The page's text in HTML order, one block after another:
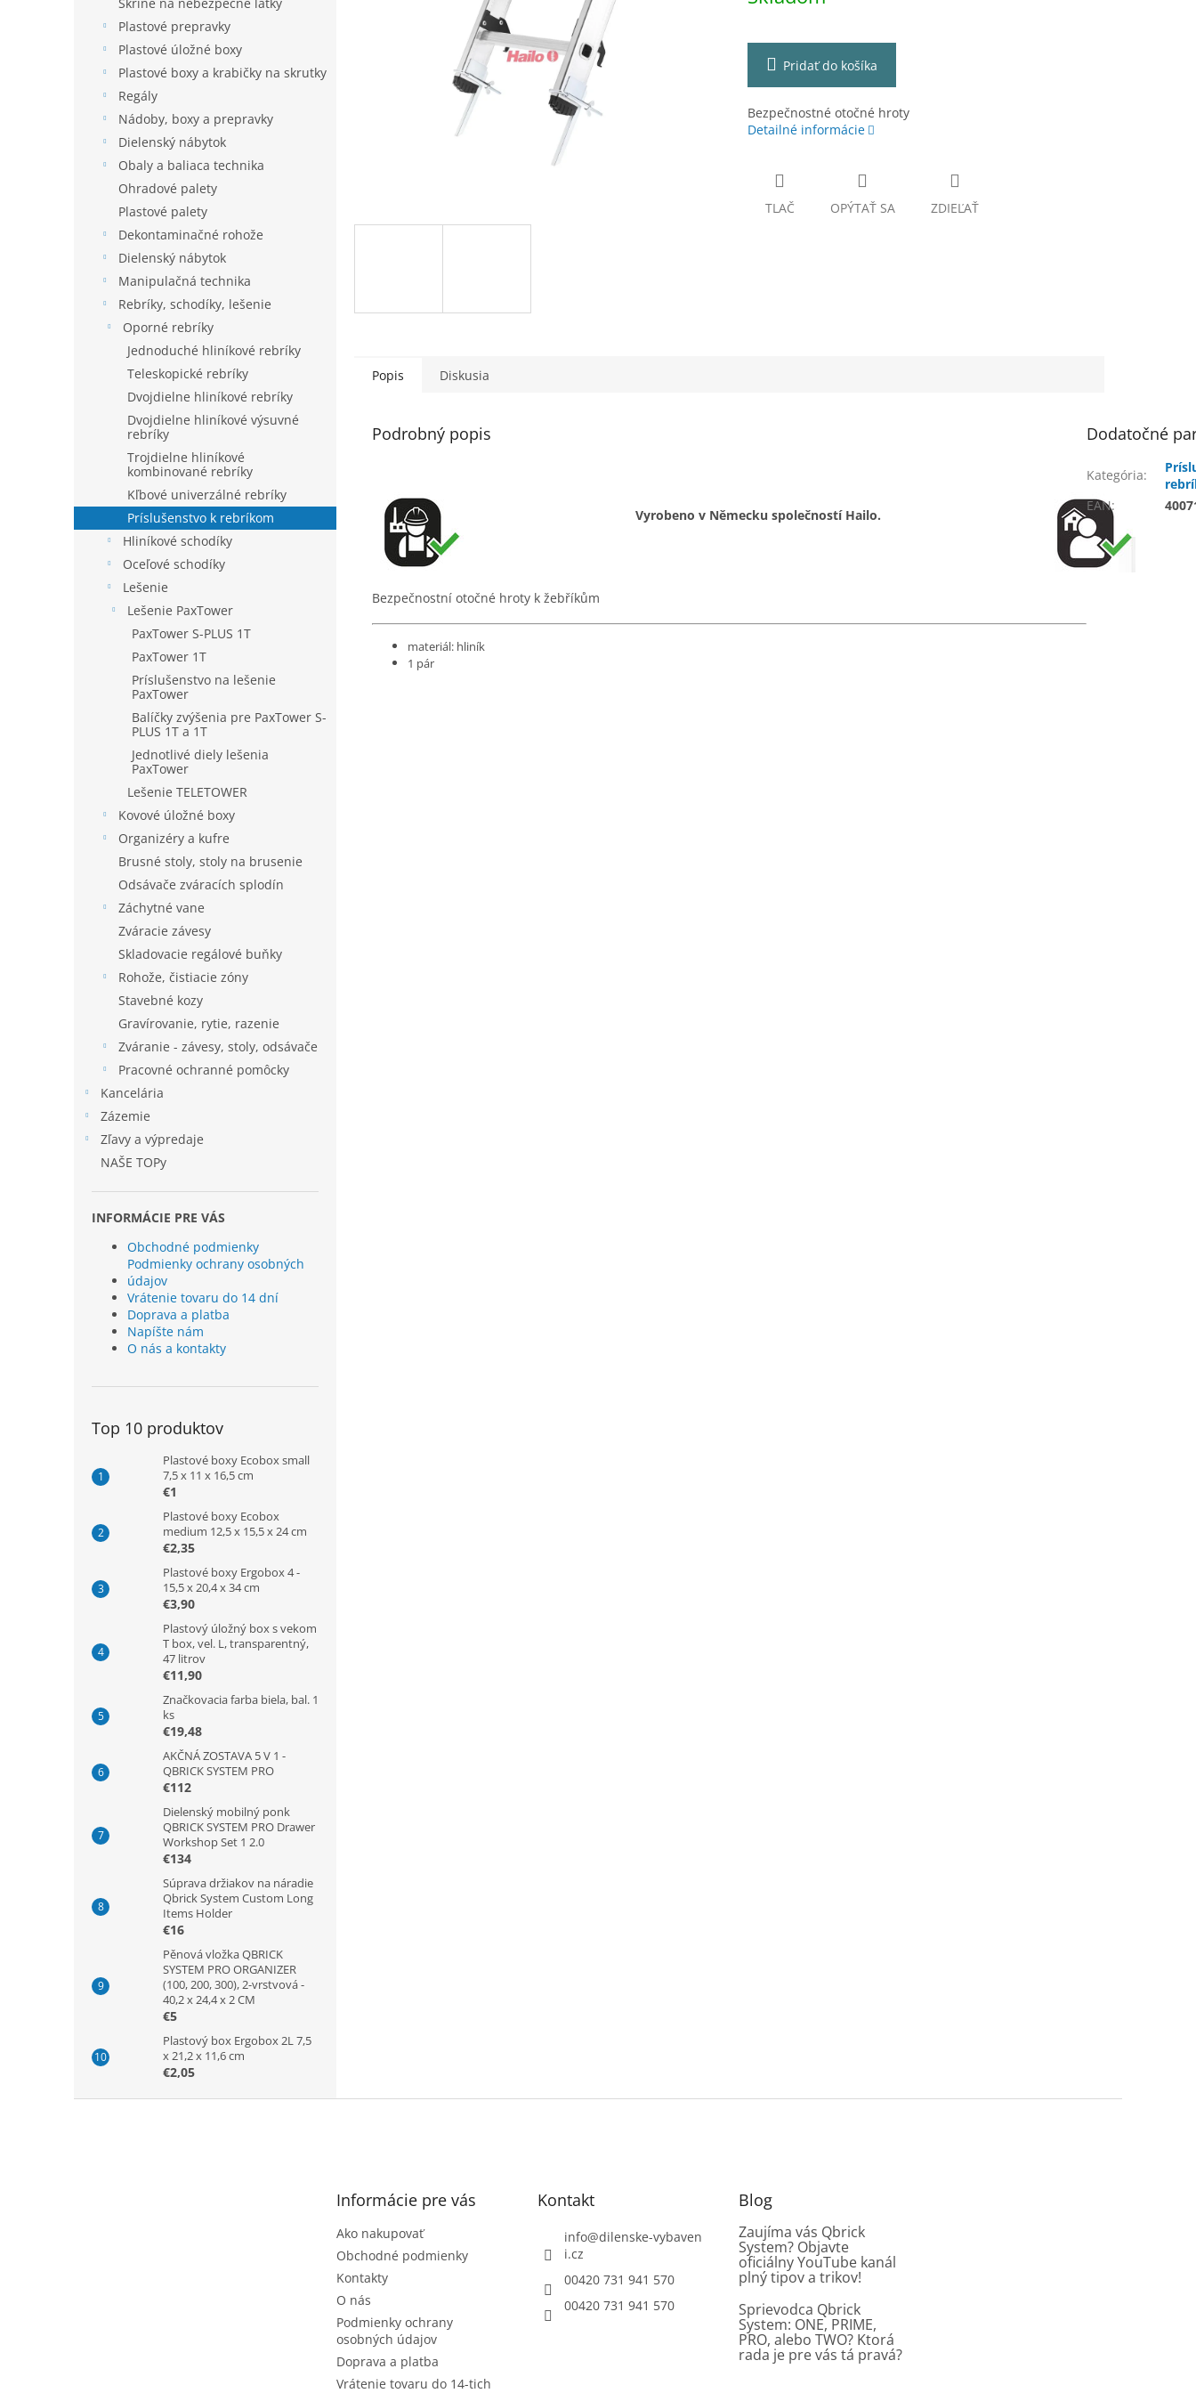
Plastové prepravky
Plastové úložné boxy
Plastové boxy a krabičky na skrutky
Regály
Nádoby, boxy a prepravky
Dielenský nábytok
Obaly a baliaca technika
Ohradové palety
Plastové palety
Dekontaminačné rohože
Dielenský nábytok
Manipulačná technika
Rebríky, schodíky, lešenie
Oporné rebríky
Jednoduché hliníkové rebríky
Teleskopické rebríky
Dvojdielne hliníkové rebríky
Dvojdielne hliníkové výsuvné
rebríky
Trojdielne hliníkové
kombinované rebríky
Kľbové univerzálné rebríky
Príslušenstvo k rebríkom
Hliníkové schodíky
Oceľové schodíky
Lešenie
Lešenie PaxTower
PaxTower S-PLUS 1T
PaxTower 1T
Príslušenstvo na lešenie
PaxTower
Balíčky zvýšenia pre PaxTower S-
PLUS 1T a 1T
Jednotlivé diely lešenia
PaxTower
Lešenie TELETOWER
Kovové úložné boxy
Organizéry a kufre
Brusné stoly, stoly na brusenie
Odsávače zváracích splodín
Záchytné vane
Zváracie závesy
Skladovacie regálové buňky
Rohože, čistiacie zóny
Stavebné kozy
Gravírovanie, rytie, razenie
Zváranie - závesy, stoly, odsávače
Pracovné ochranné pomôcky
Kancelária
Zázemie
Zľavy a výpredaje
NAŠE TOPy
INFORMÁCIE PRE VÁS
Obchodné podmienky
Podmienky ochrany osobných
údajov
Vrátenie tovaru do 14 dní
Doprava a platba
Napíšte nám
O nás a kontakty
Top 10 produktov
Plastové boxy Ecobox small
7,5 x 11 x 16,5 cm
€1
Plastové boxy Ecobox
medium 12,5 x 15,5 x 24 cm
€2,35
Plastové boxy Ergobox 4 -
15,5 x 20,4 x 34 cm
€3,90
Plastový úložný box s vekom
T box, vel. L, transparentný,
47 litrov
€11,90
Značkovacia farba biela, bal. 1
ks
€19,48
AKČNÁ ZOSTAVA 5 V 1 -
QBRICK SYSTEM PRO
€112
Dielenský mobilný ponk
QBRICK SYSTEM PRO Drawer
Workshop Set 1 2.0
€134
Súprava držiakov na náradie
Qbrick System Custom Long
Items Holder
€16
Pěnová vložka QBRICK
SYSTEM PRO ORGANIZER
(100, 200, 300), 2-vrstvová -
40,2 x 24,4 x 2 CM
€5
Plastový box Ergobox 2L 7,5
x 21,2 x 11,6 cm
€2,05
Pridať do košíka
Bezpečnostné otočné hroty
Detailné informácie
TLAČ OPÝTAŤ SA ZDIEĽAŤ
Popis Diskusia
Podrobný popis
Vyrobeno v Německu společností Hailo.
Bezpečnostní otočné hroty k žebříkům
materiál: hliník
1 pár
Dodatočné
Kategória:
EAN:
Informácie pre vás
Ako nakupovať
Obchodné podmienky
Kontakty
O nás
Podmienky ochrany
osobných údajov
Doprava a platba
Vrátenie tovaru do 14-tich
Kontakt
info@dilenske-vybaven
i.cz
00420 731 941 570
00420 731 941 570
Blog
Zaujíma vás Qbrick
System? Objavte
oficiálny YouTube kanál
plný tipov a trikov!
Sprievodca Qbrick
System: ONE, PRIME,
PRO, alebo TWO? Ktorá
rada je pre vás tá pravá?